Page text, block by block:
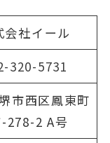
会社イール
320-5731
市西区鳳東町
278-2 A号